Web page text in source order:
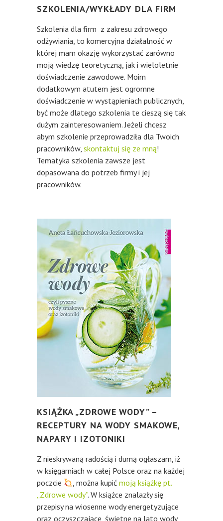
SZKOLENIA/WYKŁADY DLA FIRM
Szkolenia dla firm z zakresu zdrowego
odżywiania, to komercyjna działalność w
której mam okazję wykorzystać zarówno
moją wiedzę teoretyczną, jak i wieloletnie
doświadczenie zawodowe. Moim
dodatkowym atutem jest ogromne
doświadczenie w wystąpieniach publicznych,
być może dlatego szkolenia te cieszą się tak
dużym zainteresowaniem. Jeżeli chcesz
abym szkolenie przeprowadziła dla Twoich
pracowników, skontaktuj się ze mną!
Tematyka szkolenia zawsze jest
dopasowana do potrzeb firmy i jej
pracowników.
KSIĄŻKA „ZDROWE WODY” –
RECEPTURY NA WODY SMAKOWE,
NAPARY I IZOTONIKI
Z nieskrywaną radością i dumą ogłaszam, iż
w księgarniach w całej Polsce oraz na każdej
poczcie
, można kupićmoją książkę pt.
„Zdrowe wody”. W książce znalazły się
przepisy na wiosenne wody energetyzujące
oraz oczyszczające, świetne na lato wody